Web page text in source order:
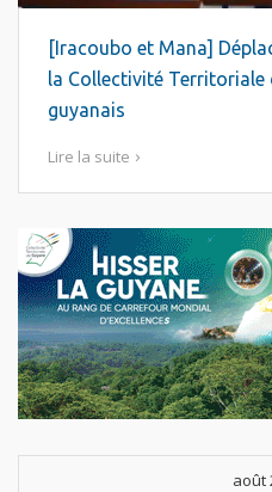
[Iracoubo et Mana]
la Collectivité Territoriale
guyanais
Lire la suite
août